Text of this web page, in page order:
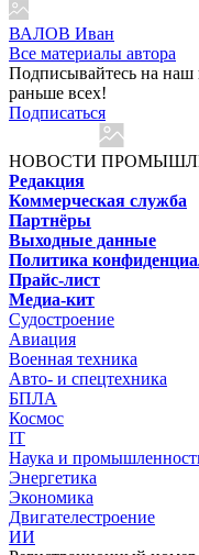
ВАЛОВ Иван
Все материалы автора
Подписывайтесь на наш
раньше всех!
Подписаться
НОВОСТИ
Редакция
Коммерческая служба
Партнёры
Выходные данные
Политика
Прайс-лист
Медиа-кит
Судостроение
Авиация
Военная техника
Авто- и спецтехника
БПЛА
Космос
IT
Наука и
Энергетика
Экономика
Двигателестроение
ИИ